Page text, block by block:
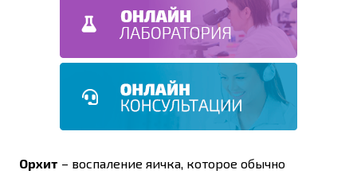
Орхит – воспаление яичка, которое обычно